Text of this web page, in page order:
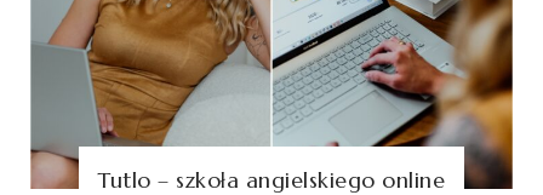
Tutlo – szkoła angielskiego online